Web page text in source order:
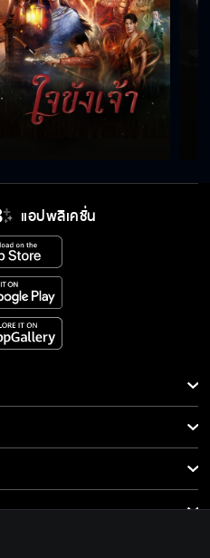
แอปพลิเคชั่น